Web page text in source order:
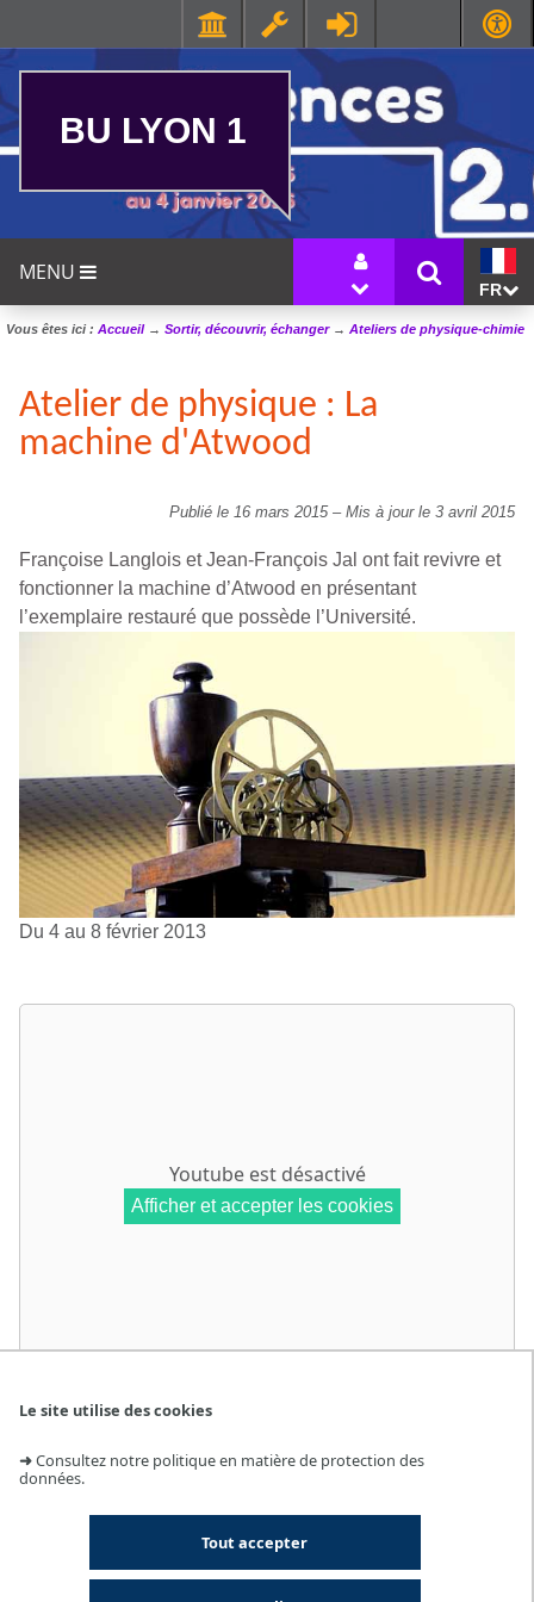
Le site utilise des cookies
➜Consultez notre politique en matière de protection des
données.
Tout accepter
BU LYON 1
MENU
FR
Vous êtes ici : Accueil→ Sortir, découvrir, échanger→ Ateliers de physique-chimie
Atelier de physique : La
machine d'Atwood
Publié le 16 mars 2015 – Mis à jour le 3 avril 2015
Françoise Langlois et Jean-François Jal ont fait revivre et
fonctionner la machine d’Atwood en présentant
l’exemplaire restauré que possède l’Université.
Du 4 au 8 février 2013
Youtubeest désactivé
Afficher et accepter les cookies
Cette machine, inventée en 1780, est décrite dans tous les
livres du 19ème siècle, et a servi de support d’exercices